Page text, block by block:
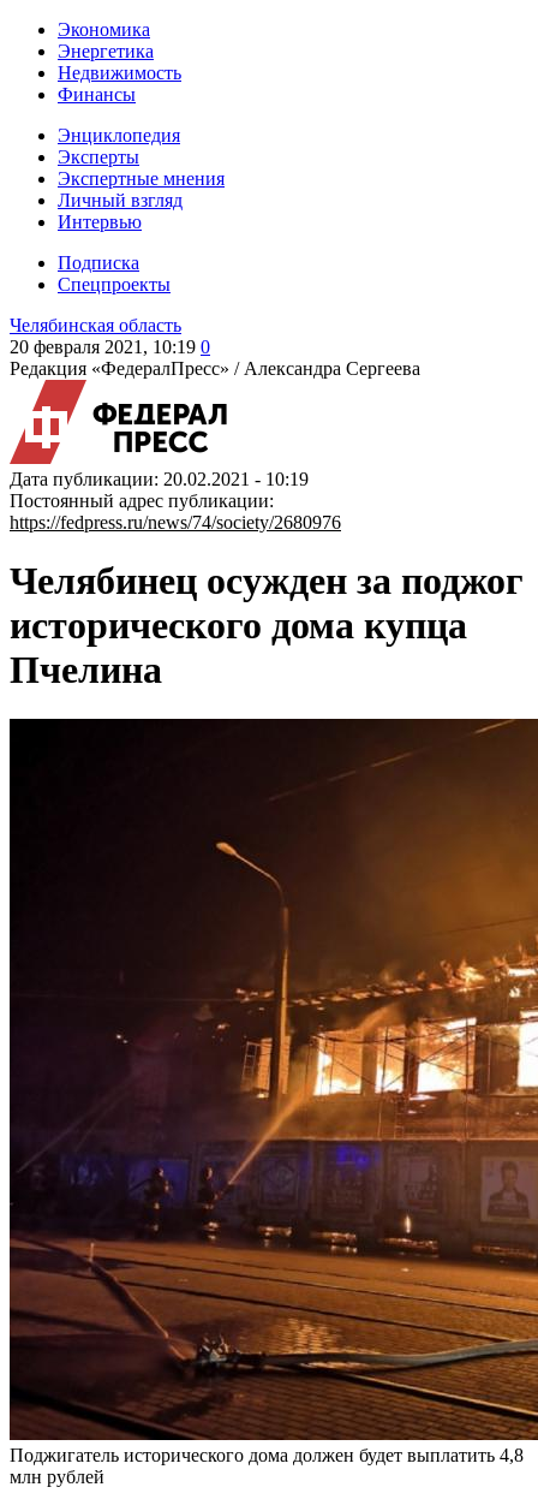
Экономика
Энергетика
Недвижимость
Финансы
Энциклопедия
Эксперты
Экспертные мнения
Личный взгляд
Интервью
Подписка
Спецпроекты
Челябинская область
20 февраля 2021, 10:19 0
Редакция «ФедералПресс» / Александра Сергеева
Дата публикации: 20.02.2021 - 10:19
Постоянный адрес публикации:
https://fedpress.ru/news/74/society/2680976
Челябинец осужден за поджог
исторического дома купца
Пчелина
Поджигатель исторического дома должен будет выплатить 4,8
млн рублей